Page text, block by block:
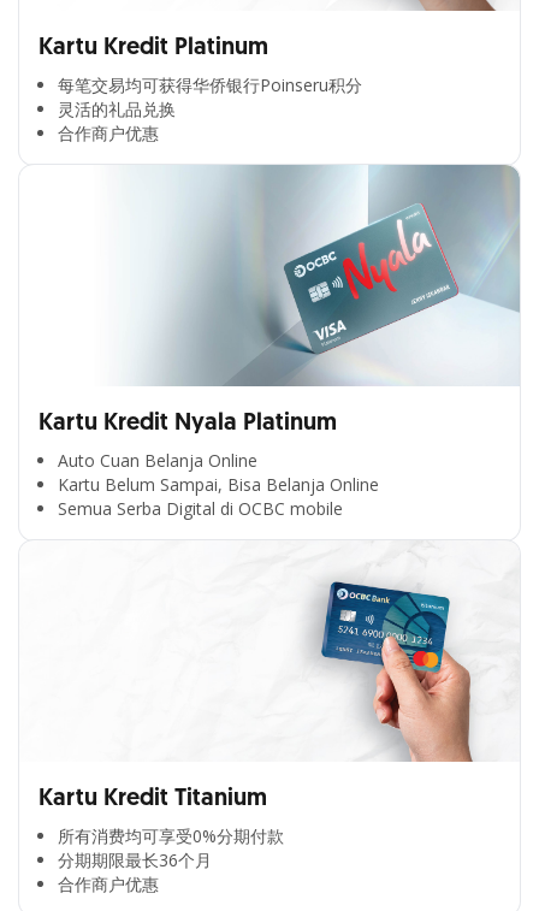
Kartu Kredit Platinum
每笔交易均可获得华侨银行Poinseru积分​
灵活的礼品兑换​
合作商户优惠​
Kartu Kredit Nyala Platinum
Auto Cuan Belanja Online
Kartu Belum Sampai, Bisa Belanja Online
Semua Serba Digital di OCBC mobile
Kartu Kredit Titanium
所有消费均可享受0%分期付款​
分期期限最长36个月​
合作商户优惠​